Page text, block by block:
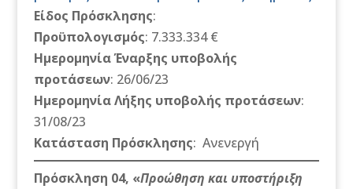
Είδος Πρόσκλησης:
Προϋπολογισμός: 7.333.334 €
Ημερομηνία Έναρξης υποβολής
προτάσεων: 26/06/23
Ημερομηνία Λήξης υποβολής προτάσεων:
31/08/23
Κατάσταση Πρόσκλησης: Ανενεργή
Πρόσκληση 04, «Προώθηση και υποστήριξη